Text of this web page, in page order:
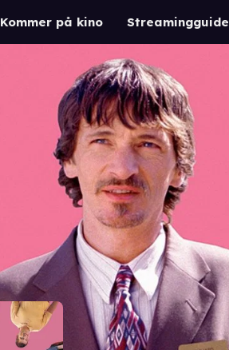
Kommer på kino Streamingguide